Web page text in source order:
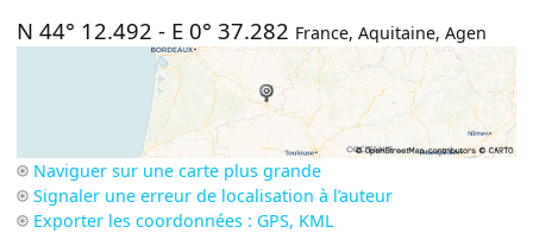
N 44° 12.492 - E 0° 37.282 France,Aquitaine,Agen
Naviguer sur une carte plus grande
Signaler une erreur de localisation à l’auteur
Exporter les coordonnées : GPS, KML